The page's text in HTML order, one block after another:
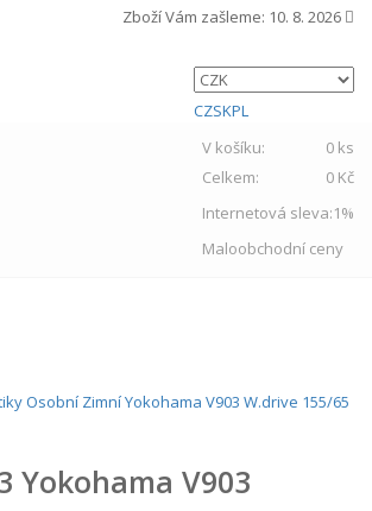
Zboží Vám zašleme: 10. 8. 2026
CZSKPL
V košíku:
0 ks
Celkem:
0 Kč
Internetová sleva:1%
Maloobchodní ceny
Osobní ZimníYokohama V903 W.drive 155/65
Yokohama V903